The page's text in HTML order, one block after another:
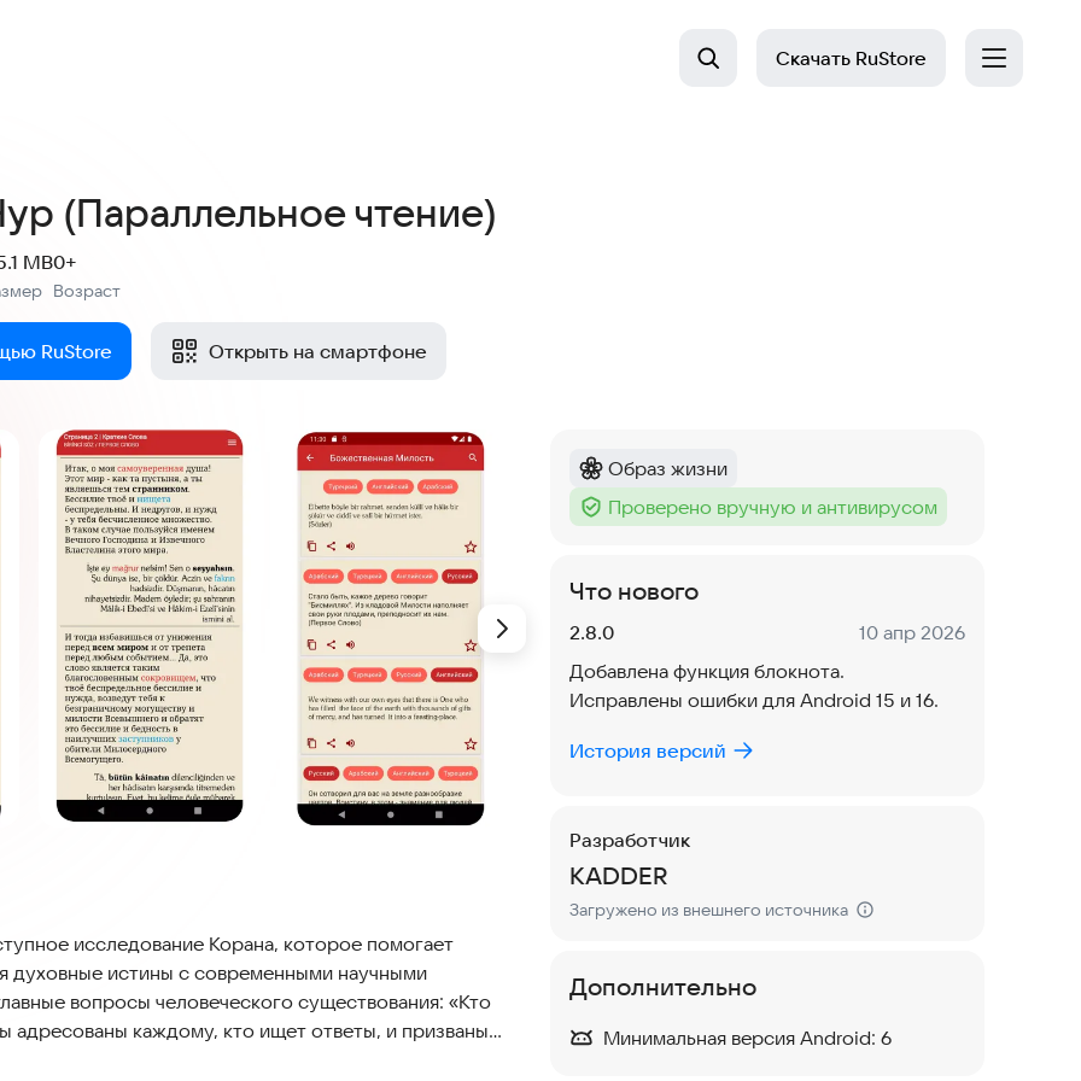
Скачать RuStore
(Параллельное чтение)
MB
Возраст
0+
RuStore Открыть на смартфоне
исследование Корана, которое помогает
духовные истины с современными научными
вопросы человеческого существования: «Кто
адресованы каждому, кто ищет ответы, и призваны
разума, обеспечивая ясность и уверенность в
Категория:
Образ жизни
Тег :
Проверено вручную и антивирусом
Что нового
Версия:
2.8.0 Дата:
10 апр 2026
Добавлена ​​функция блокнота.
Исправлены ошибки для Android 15 и 16.
История версий
Разработчик
KADDER
Загружено из внешнего источника
Дополнительно
Минимальная версия Android: 6